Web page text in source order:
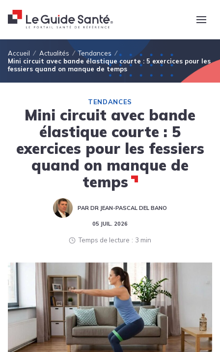
Fil d'Ariane
Accueil Actualités
Tendances
Mini circuit avec bande élastique courte : 5 exercices pour les
fessiers quand on manque de temps
TENDANCES
Mini circuit avec bande
élastique courte : 5
exercices pour les fessiers
quand on manque de
temps
PAR DR JEAN-PASCAL DEL BANO
05 JUIL. 2026
Temps de lecture 3 min